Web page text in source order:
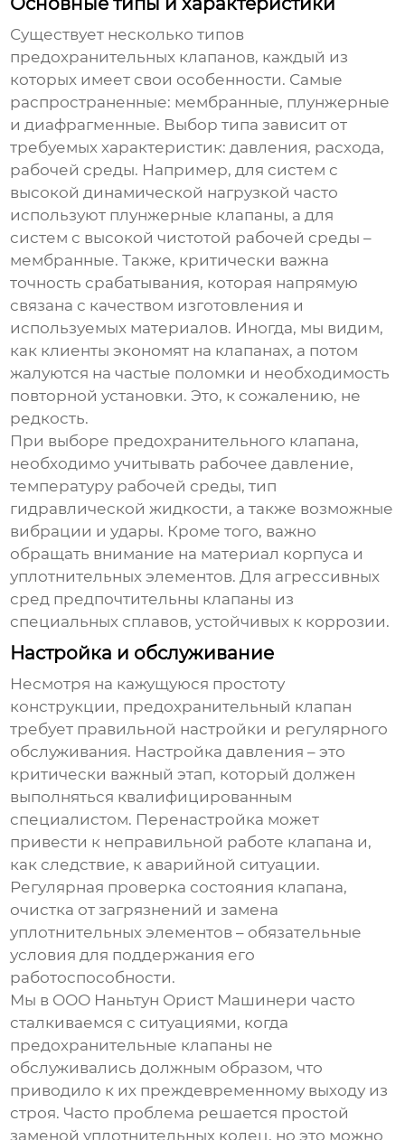
Существует несколько типов
предохранительных клапанов, каждый из
которых имеет свои особенности. Самые
распространенные: мембранные, плунжерные
и диафрагменные. Выбор типа зависит от
требуемых характеристик: давления, расхода,
рабочей среды. Например, для систем с
высокой динамической нагрузкой часто
используют плунжерные клапаны, а для
систем с высокой чистотой рабочей среды –
мембранные. Также, критически важна
точность срабатывания, которая напрямую
связана с качеством изготовления и
используемых материалов. Иногда, мы видим,
как клиенты экономят на клапанах, а потом
жалуются на частые поломки и необходимость
повторной установки. Это, к сожалению, не
редкость.
При выборе предохранительного клапана,
необходимо учитывать рабочее давление,
температуру рабочей среды, тип
гидравлической жидкости, а также возможные
вибрации и удары. Кроме того, важно
обращать внимание на материал корпуса и
уплотнительных элементов. Для агрессивных
сред предпочтительны клапаны из
специальных сплавов, устойчивых к коррозии.
Настройка и обслуживание
Несмотря на кажущуюся простоту
конструкции, предохранительный клапан
требует правильной настройки и регулярного
обслуживания. Настройка давления – это
критически важный этап, который должен
выполняться квалифицированным
специалистом. Перенастройка может
привести к неправильной работе клапана и,
как следствие, к аварийной ситуации.
Регулярная проверка состояния клапана,
очистка от загрязнений и замена
уплотнительных элементов – обязательные
условия для поддержания его
работоспособности.
Мы в ООО Наньтун Орист Машинери часто
сталкиваемся с ситуациями, когда
предохранительные клапаны не
обслуживались должным образом, что
приводило к их преждевременному выходу из
строя. Часто проблема решается простой
заменой уплотнительных колец, но это можно